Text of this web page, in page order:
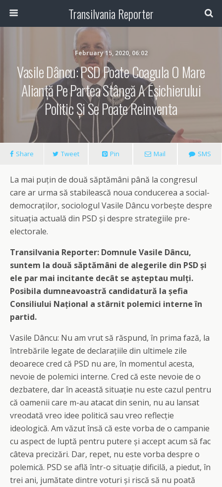
Transilvania Reporter
February 15, 2020, 06:02
Vasile Dâncu: PSD Poate Coagula O Mare
Alianță Pe Partea Stângă A Eșichierului
Politic Și Se Poate Reinventa
Share Tweet Pin Mail SMS
La mai puțin de două săptămâni până la congresul
care ar urma să stabilească noua conducerea a social-
democraților, sociologul Vasile Dâncu vorbește despre
situația actuală din PSD și despre strategiile pre-
electorale.
Transilvania Reporter: Domnule Vasile Dâncu,
suntem la două săptămâni de alegerile din PSD și
ele par mai incitante decât se așteptau mulți.
Posibila dumneavoastră candidatură la șefia
Consiliului Național a stârnit polemici interne în
partid.
Vasile Dâncu: Nu am vrut să răspund, în prima fază, la
întrebările legate de declarațiile din ultimele zile
deoarece cred că PSD nu are, în momentul acesta,
nevoie de polemici interne. Cred că este nevoie de o
dezbatere, dar în această situație nu este cazul pentru
că oamenii care m-au atacat din senin, nu au lansat
vreodată vreo idee politică sau vreo reflecție
ideologică. Am văzut însă că este vorba de o campanie
cu aspect de luptă pentru putere și accept acum să fac
câteva precizări. Dar, repet, nu este vorba despre o
polemică. PSD se află într-o situație dificilă, a piedut, în
trei ani, jumătate dintre voturi și riscă să nu poată